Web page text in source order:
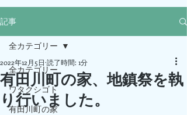
記事
全カテゴリー
ワタクシゴト
有田川町の家
全カテゴリー
有田川町の家、地鎮祭を執
り行いました。
2022年12月5日 読了時間: 1分